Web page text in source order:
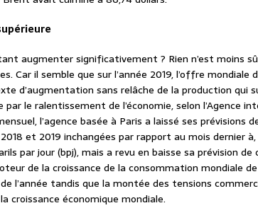
augmenter significativement ? Rien n’est moins
Car il semble que sur l’année 2019, l’offre mondiale
d’augmentation sans relâche de la production qui
le ralentissement de l’économie, selon l’Agence
l’agence basée à Paris a laissé ses prévisions
et 2019 inchangées par rapport au mois dernier
par jour (bpj), mais a revu en baisse sa prévision de
de la croissance de la consommation mondiale
l’année tandis que la montée des tensions
croissance économique mondiale.